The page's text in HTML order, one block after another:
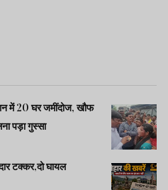
में 20 घर जमींदोज, खौफ
पड़ा गुस्सा
टक्‍कर,दो घायल